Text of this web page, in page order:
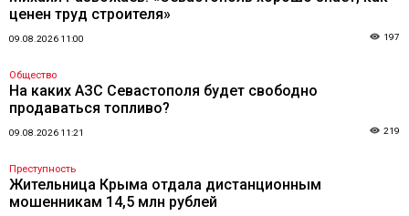
ценен труд строителя»
09.08.2026 11:00 197
Общество
На каких АЗС Севастополя будет свободно
продаваться топливо?
09.08.2026 11:21 219
Преступность
Жительница Крыма отдала дистанционным
мошенникам 14,5 млн рублей